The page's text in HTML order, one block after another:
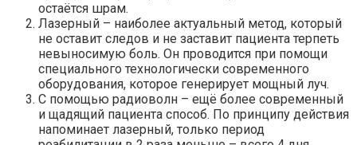
остаётся шрам.
Лазерный – наиболее актуальный метод, который
не оставит следов и не заставит пациента терпеть
невыносимую боль. Он проводится при помощи
специального технологически современного
оборудования, которое генерирует мощный луч.
С помощью радиоволн – ещё более современный
и щадящий пациента способ. По принципу действия
напоминает лазерный, только период